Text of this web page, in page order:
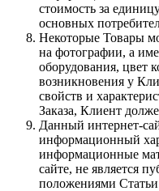
стоимость за
основных
Некоторые Товары
на фотографии, а
оборудования, цвет
возникновения у
свойств и
Заказа, Клиент
Данный интернет-
информационный
информационные
сайте, не является
положениями